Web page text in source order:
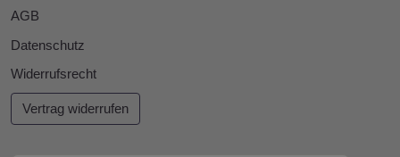
AGB
Datenschutz
Widerrufsrecht
Vertrag widerrufen